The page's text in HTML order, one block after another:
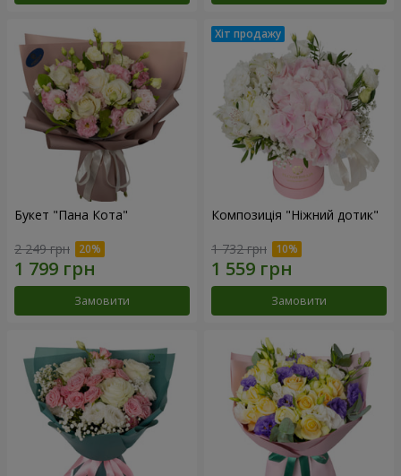
Букет "Пана Кота"
2 249 грн
Замовити
Композиція "Ніжний дотик"
1 732 грн
Замовити